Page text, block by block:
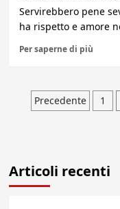
Servirebbero pene
ha rispetto e amore
Per saperne di più
Precedente 1
Articoli recenti